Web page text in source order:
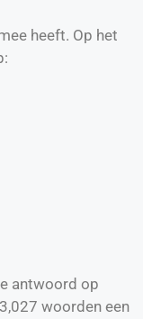
heeft. Op het
antwoord op
woorden een